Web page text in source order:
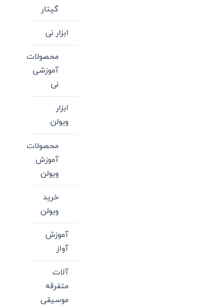
گیتار
ابزار نی
محصولات
آموزشی
نی
ابزار
ویولن
محصولات
آموزش
ویولن
خرید
ویولن
آموزش
آواز
آلات
متفرقه
موسیقی